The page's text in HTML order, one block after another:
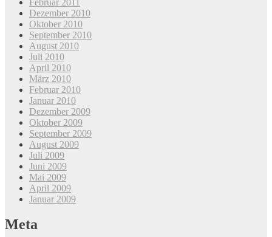
Dezember 2010
Oktober 2010
September 2010
August 2010
Juli 2010
April 2010
März 2010
Februar 2010
Januar 2010
Dezember 2009
Oktober 2009
September 2009
August 2009
Juli 2009
Juni 2009
Mai 2009
April 2009
Januar 2009
Meta